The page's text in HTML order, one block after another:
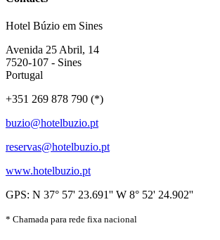
Hotel Búzio em Sines
Avenida 25 Abril, 14
7520-107 - Sines
Portugal
+351 269 878 790 (*)
buzio@hotelbuzio.pt
reservas@hotelbuzio.pt
www.hotelbuzio.pt
GPS: N 37° 57' 23.691'' W 8° 52' 24.902''
* Chamada para rede fixa nacional